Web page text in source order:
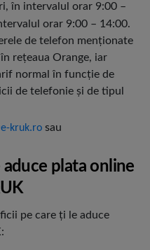
în intervalul orar 9:00 –
orar 9:00 – 14:00.
de telefon menţionate
reţeaua Orange, iar
normal în funcţie de
de telefonie şi de tipul
kruk.ro sau
plata online
pe care ţi le aduce